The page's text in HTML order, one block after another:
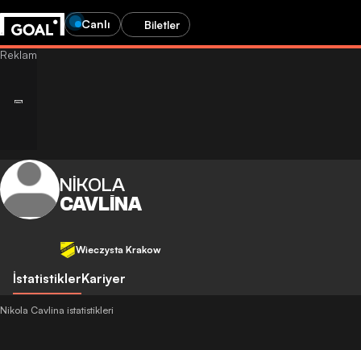
Canlı Biletler
NIKOLA
CAVLINA
Wieczysta Krakow
İstatistiklerKariyer
Nikola Cavlina istatistikleri